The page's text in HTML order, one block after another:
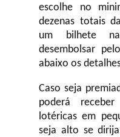
escolhe no
dezenas totais
um bilhete
desembolsar
abaixo os
Caso seja
poderá
lotéricas em
seja alto se